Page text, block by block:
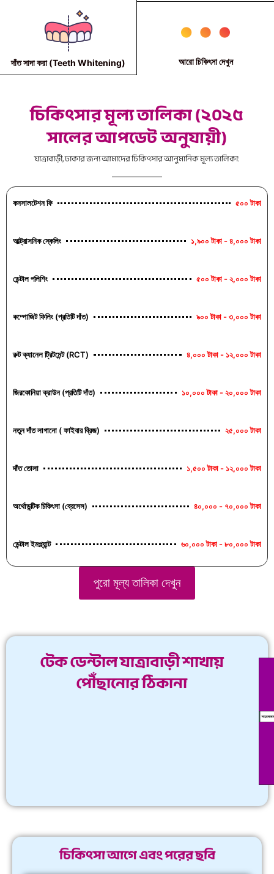
দাঁত সাদা করা (Teeth Whitening) আরো চিকিৎসা দেখুন
চিকিৎসার মূল্য তালিকা (২০২৫
সালের আপডেট অনুযায়ী)
যাত্রাবাড়ী, ঢাকার জন্য আমাদের চিকিৎসার আনুমানিক মূল্য তালিকা:
কনসালটেশন ফি ৫০০ টাকা
আল্ট্রাসনিক স্কেলিং ১,৯০০ টাকা - ৪,০০০ টাকা
ডেন্টাল পলিশিং ৫০০ টাকা - ২,০০০ টাকা
কম্পোজিট ফিলিং (প্রতিটি দাঁত) ৯০০ টাকা - ৩,০০০ টাকা
রুট ক্যানেল ট্রিটমেন্ট (RCT) ৪,০০০ টাকা - ১২,০০০ টাকা
জিরকোনিয়া ক্রাউন (প্রতিটি দাঁত) ১০,০০০ টাকা - ২০,০০০ টাকা
নতুন দাঁত লাগানো ( ফাইবার ব্রিজ) ২৫,০০০ টাকা
দাঁত তোলা ১,৫০০ টাকা - ১২,০০০ টাকা
অর্থোডন্টিক চিকিৎসা (ব্রেসেস) ৪০,০০০ - ৭০,০০০ টাকা
ডেন্টাল ইমপ্ল্যান্ট ৬০,০০০ টাকা - ৮০,০০০ টাকা
পুরো মূল্য তালিকা দেখুন
টেক ডেন্টাল যাত্রাবাড়ী শাখায়
পৌঁছানোর ঠিকানা
চিকিৎসা আগে এবং পরের ছবি